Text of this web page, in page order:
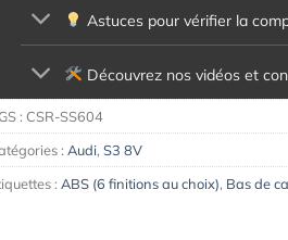
Astuces pour vérifier la
Découvrez nos vidéos et
: CSR-SS604
: Audi, S3 8V
: ABS (6 finitions au choix), Bas de